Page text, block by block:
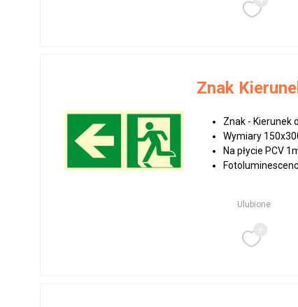
Znak
Znak - Kierunek
Wymiary
Na płycie PCV
Ulubione